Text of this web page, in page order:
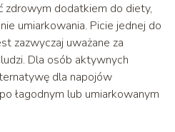
dodatkiem do diety,
umiarkowania. Picie jednej do
zazwyczaj uważane za
Dla osób aktywnych
dla napojów
łagodnym lub umiarkowanym